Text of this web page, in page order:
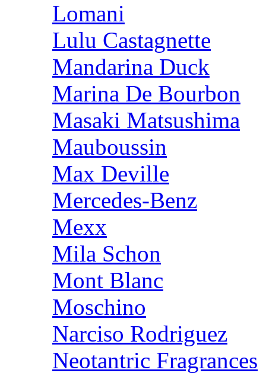
Lomani
Lulu Castagnette
Mandarina Duck
Marina De Bourbon
Masaki Matsushima
Mauboussin
Max Deville
Mercedes-Benz
Mexx
Mila Schon
Mont Blanc
Moschino
Narciso Rodriguez
Neotantric Fragrances